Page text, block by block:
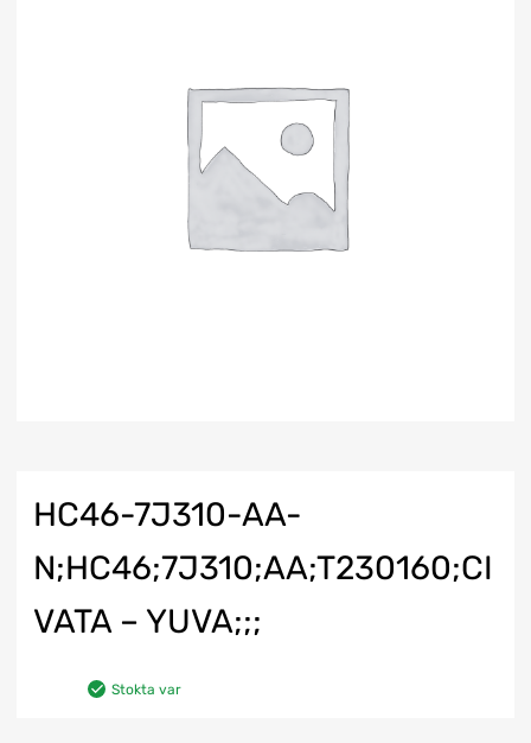
HC46-7J310-AA-
N;HC46;7J310;AA;T230160;CI
VATA – YUVA;;;
Stokta var